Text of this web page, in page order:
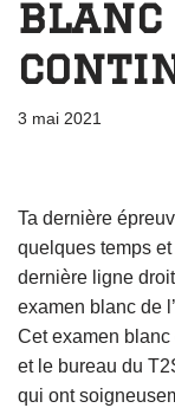
3 mai 2021
Ta dernière
quelques temps
dernière ligne
examen blanc de
Cet examen
et le bureau du
qui ont